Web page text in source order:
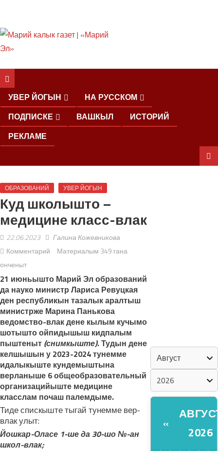
УВЕР ЙОГЫН
НА РУССКОМ
ПОДПИСКЕ
ВАШКЫЛ
ИСТОРИЙ
РЕКЛАМЕ
ОБРАЗОВАНИЙ УВЕР ЙОГЫН
Куд школышто –
медицине класс-влак
22.06.2023
Галина Кожевникова
Комментарий
Материалым 349 гана
онченыт
21 июньышто Марий Эл образований
да науко министр Лариса Ревуцкая
ден республикын тазалык аралтыш
министрже Марина Панькова
ведомство-влак дене кылым кучымо
шотышто ойпидышыш кидпалым
пыштеныт (снимкыште). Тудын дене
келшышын у 2023-2024 тунемме
идалыкыште кундемыштына
верланыше 6 общеобразовательный
организацийыште медицине
класслам почаш палемдыме.
Тиде спискыште тыгай тунемме вер-
влак улыт:
Йошкар-Оласе 1-ше да 30-шо №-ан
школ-влак;
«
2026